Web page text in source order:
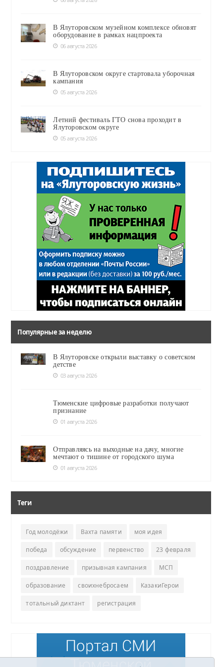
В Ялуторовском музейном комплексе обновят
оборудование в рамках нацпроекта
06 августа 2026
В Ялуторовском округе стартовала уборочная
кампания
05 августа 2026
Летний фестиваль ГТО снова проходит в
Ялуторовском округе
05 августа 2026
Популярные за неделю
В Ялуторовске открыли выставку о советском
детстве
03 августа 2026
Тюменские цифровые разработки получают
признание
01 августа 2026
Отправляясь на выходные на дачу, многие
мечтают о тишине от городского шума
01 августа 2026
Теги
Год молодёжи Вахта памяти моя идея
победа обсуждение первенство 23 февраля
поздравление призывная кампания МСП
образование своихнебросаем КазакиГерои
тотальный диктант регистрация